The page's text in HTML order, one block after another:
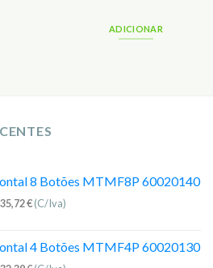
ADICIONAR
8 Botões MTMF8P 60020140
35,72€(C/Iva)
4 Botões MTMF4P 60020130